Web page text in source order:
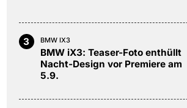
3 BMW IX3
BMW iX3: Teaser-Foto enthüllt
Nacht-Design vor Premiere am
5.9.